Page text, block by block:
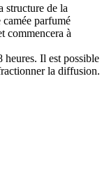
structure de la
parfumé
commencera à
Il est possible
la diffusion.